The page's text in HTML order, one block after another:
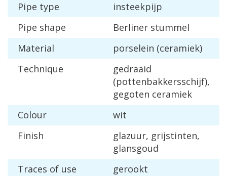
Pipe type
insteekpijp
Pipe shape Berliner stummel
Material
porselein (ceramiek)
Technique
gedraaid
(pottenbakkersschijf),
gegoten ceramiek
Colour
wit
Finish
glazuur, grijstinten,
glansgoud
Traces of use gerookt